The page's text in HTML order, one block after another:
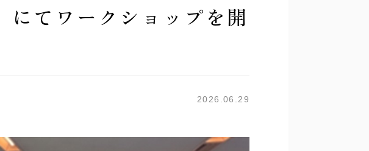
にてワークショップを開
2026.06.29